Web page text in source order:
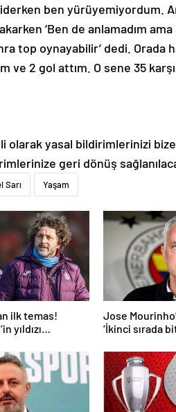
ben yürüyemiyordum.
‘Ben de anlamadım
top oynayabilir’ dedi. Orada
2 gol attım. O sene 35
olarak yasal bildirimlerinizi
geri dönüş
Sarı Yaşam
ilk temas!
yıldızı
Jose
‘İkinci sırada